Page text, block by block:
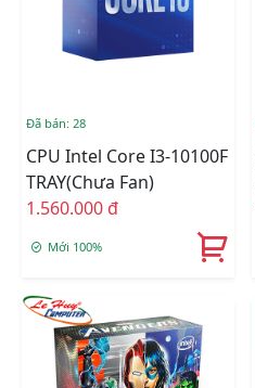
Đã bán: 28
CPU Intel Core I3-10100F
TRAY(chưa Fan)
1.560.000 đ
Mới 100%